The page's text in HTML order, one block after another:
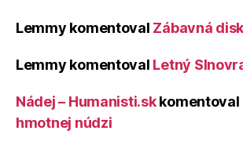
Lemmy komentoval Zábavná
Lemmy komentoval Letný
Nádej – Humanisti.skkomentoval
hmotnej núdzi